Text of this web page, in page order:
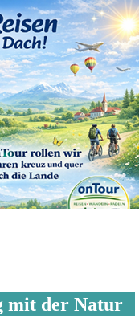
mit der Natur